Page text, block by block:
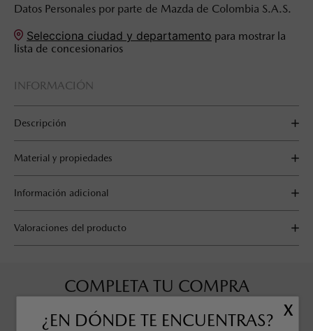
X
¿EN DÓNDE TE ENCUENTRAS?
Datos Personales por parte de Mazda de Colombia S.A.S.
Selecciona ciudad y departamento para mostrar la
lista de concesionarios
INFORMACIÓN
Descripción
Material y propiedades
Información adicional
Valoraciones del producto
COMPLETA TU COMPRA